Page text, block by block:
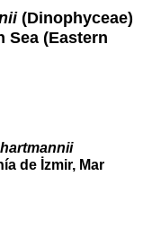
(Dinophyceae)
Sea (Eastern
de İzmir, Mar